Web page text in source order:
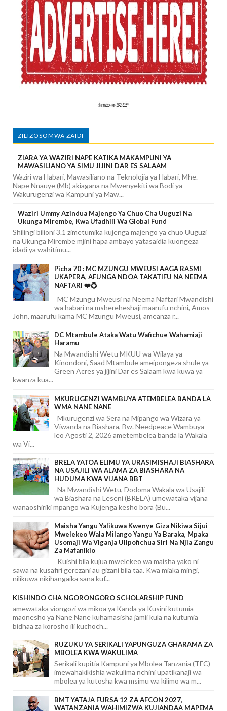
ZILIZOSOMWA ZAIDI
ZIARA YA WAZIRI NAPE KATIKA MAKAMPUNI YA
MAWASILIANO YA SIMU JIJINI DAR ES SALAAM
Waziri wa Habari, Mawasiliano na Teknolojia ya Habari, Mhe.
Nape Nnauye (Mb) akiagana na Mwenyekiti wa Bodi ya
Wakurugenzi wa Kampuni ya Maw...
Waziri Ummy Azindua Majengo Ya Chuo Cha Uuguzi Na
Ukunga Mirembe, Kwa Ufadhili Wa Global Fund
Shilingi bilioni 3.1 zimetumika kujenga majengo ya chuo Uuguzi
na Ukunga Mirembe mjini hapa ambayo yatasaidia kuongeza
idadi ya wahitimu...
Picha 70 : MC MZUNGU MWEUSI AAGA RASMI
UKAPERA, AFUNGA NDOA TAKATIFU NA NEEMA
NAFTARI ❤️💍
MC Mzungu Mweusi na Neema Naftari Mwandishi
wa habari na mshereheshaji maarufu nchini, Amos
John, maarufu kama MC Mzungu Mweusi, ameanza r...
DC Mtambule Ataka Watu Wafichue Wahamiaji
Haramu
Na Mwandishi Wetu MKUU wa Wilaya ya
Kinondoni, Saad Mtambule ameipongeza shule ya
Green Acres ya jijini Dar es Salaam kwa kuwa ya
kwanza kua...
MKURUGENZI WAMBUYA ATEMBELEA BANDA LA
WMA NANE NANE
Mkurugenzi wa Sera na Mipango wa Wizara ya
Viwanda na Biashara, Bw. Needpeace Wambuya
leo Agosti 2, 2026 ametembelea banda la Wakala
wa Vi...
BRELA YATOA ELIMU YA URASIMISHAJI BIASHARA
NA USAJILI WA ALAMA ZA BIASHARA NA
HUDUMA KWA VIJANA BBT
Na Mwandishi Wetu, Dodoma Wakala wa Usajili
wa Biashara na Leseni (BRELA) umewataka vijana
wanaoshiriki mpango wa Kujenga kesho bora (Bu...
Maisha Yangu Yalikuwa Kwenye Giza Nikiwa Sijui
Mwelekeo Wala Milango Yangu Ya Baraka, Mpaka
Usomaji Wa Viganja Ulipofichua Siri Na Njia Zangu
Za Mafanikio
Kuishi bila kujua mwelekeo wa maisha yako ni
sawa na kusafiri gerezani au gizani bila taa. Kwa miaka mingi,
nilikuwa nikihangaika sana kuf...
KISHINDO CHA NGORONGORO SCHOLARSHIP FUND
amewataka viongozi wa mikoa ya Kanda ya Kusini kutumia
maonesho ya Nane Nane kuhamasisha jamii kula na kutumia
bidhaa za korosho ili kuchoch...
RUZUKU YA SERIKALI YAPUNGUZA GHARAMA ZA
MBOLEA KWA WAKULIMA
Serikali kupitia Kampuni ya Mbolea Tanzania (TFC)
imewahakikishia wakulima nchini upatikanaji wa
mbolea ya kutosha kwa msimu wa kilimo wa m...
BMT YATAJA FURSA 12 ZA AFCON 2027,
WATANZANIA WAHIMIZWA KUJIANDAA MAPEMA